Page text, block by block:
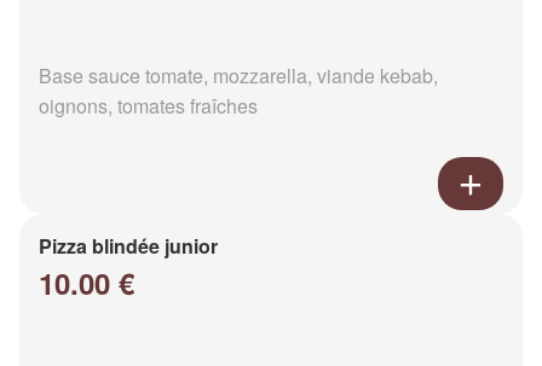
Base sauce tomate, mozzarella, viande kebab,
oignons, tomates fraîches
Pizza blindée junior
10.00 €